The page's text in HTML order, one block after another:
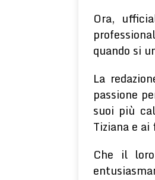
Ora,
quando si
La
passione
suoi più
Tiziana e ai
Che il